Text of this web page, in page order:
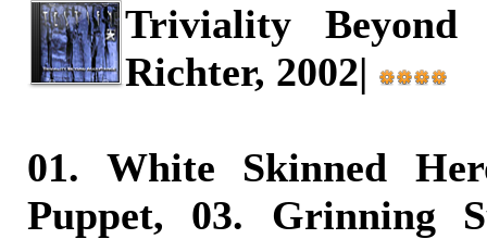
Triviality Beyond
Richter, 2002|
01. White Skinned
Puppet, 03. Grinning